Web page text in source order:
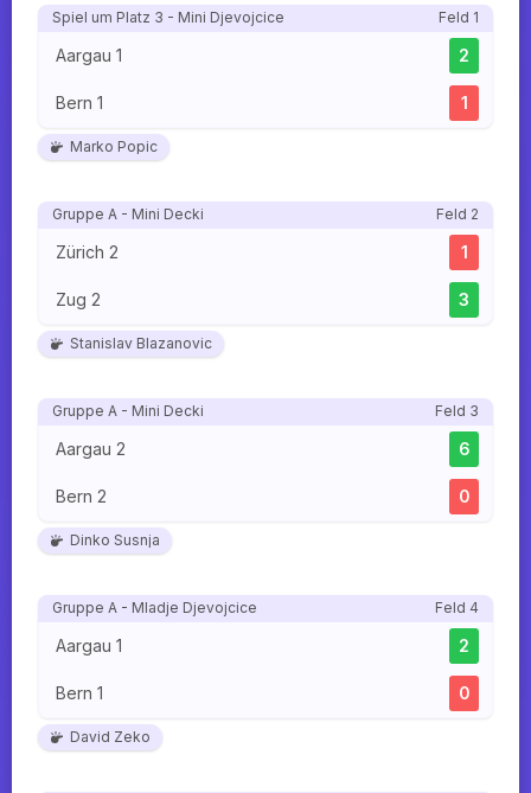
Spiel um Platz 3 - Mini Djevojcice Feld 1
Aargau 1 2
Bern 1 1
Marko Popic
Gruppe A - Mini Decki Feld 2
Zürich 2 1
Zug 2 3
Stanislav Blazanovic
Gruppe A - Mini Decki Feld 3
Aargau 2 6
Bern 2 0
Dinko Susnja
Gruppe A - Mladje Djevojcice Feld 4
Aargau 1 2
Bern 1 0
David Zeko